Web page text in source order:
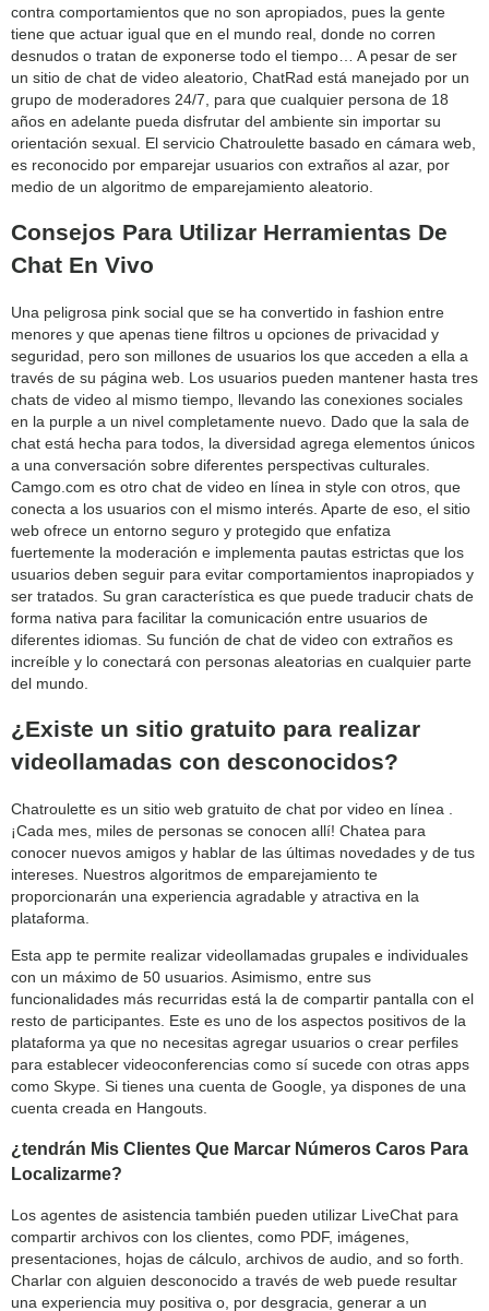
contra comportamientos que no son apropiados, pues la gente
tiene que actuar igual que en el mundo real, donde no corren
desnudos o tratan de exponerse todo el tiempo… A pesar de ser
un sitio de chat de video aleatorio, ChatRad está manejado por un
grupo de moderadores 24/7, para que cualquier persona de 18
años en adelante pueda disfrutar del ambiente sin importar su
orientación sexual. El servicio Chatroulette basado en cámara web,
es reconocido por emparejar usuarios con extraños al azar, por
medio de un algoritmo de emparejamiento aleatorio.
Consejos Para Utilizar Herramientas De
Chat En Vivo
Una peligrosa pink social que se ha convertido in fashion entre
menores y que apenas tiene filtros u opciones de privacidad y
seguridad, pero son millones de usuarios los que acceden a ella a
través de su página web. Los usuarios pueden mantener hasta tres
chats de video al mismo tiempo, llevando las conexiones sociales
en la purple a un nivel completamente nuevo. Dado que la sala de
chat está hecha para todos, la diversidad agrega elementos únicos
a una conversación sobre diferentes perspectivas culturales.
Camgo.com es otro chat de video en línea in style con otros, que
conecta a los usuarios con el mismo interés. Aparte de eso, el sitio
web ofrece un entorno seguro y protegido que enfatiza
fuertemente la moderación e implementa pautas estrictas que los
usuarios deben seguir para evitar comportamientos inapropiados y
ser tratados. Su gran característica es que puede traducir chats de
forma nativa para facilitar la comunicación entre usuarios de
diferentes idiomas. Su función de chat de video con extraños es
increíble y lo conectará con personas aleatorias en cualquier parte
del mundo.
¿Existe un sitio gratuito para realizar
videollamadas con desconocidos?
Chatroulette es un sitio web gratuito de chat por video en línea .
¡Cada mes, miles de personas se conocen allí! Chatea para
conocer nuevos amigos y hablar de las últimas novedades y de tus
intereses. Nuestros algoritmos de emparejamiento te
proporcionarán una experiencia agradable y atractiva en la
plataforma.
Esta app te permite realizar videollamadas grupales e individuales
con un máximo de 50 usuarios. Asimismo, entre sus
funcionalidades más recurridas está la de compartir pantalla con el
resto de participantes. Este es uno de los aspectos positivos de la
plataforma ya que no necesitas agregar usuarios o crear perfiles
para establecer videoconferencias como sí sucede con otras apps
como Skype. Si tienes una cuenta de Google, ya dispones de una
cuenta creada en Hangouts.
¿tendrán Mis Clientes Que Marcar Números Caros Para
Localizarme?
Los agentes de asistencia también pueden utilizar LiveChat para
compartir archivos con los clientes, como PDF, imágenes,
presentaciones, hojas de cálculo, archivos de audio, and so forth.
Charlar con alguien desconocido a través de web puede resultar
una experiencia muy positiva o, por desgracia, generar a un